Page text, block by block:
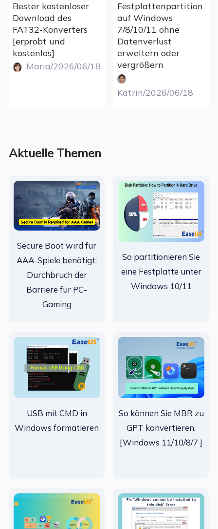
Bester kostenloser
Download des
FAT32-Konverters
[erprobt und
kostenlos]
Maria/2026/06/18
Festplattenpartition
auf Windows
7/8/10/11 ohne
Datenverlust
erweitern oder
vergrößern
Katrin/2026/06/18
Aktuelle Themen
Secure Boot wird für
AAA-Spiele benötigt:
Durchbruch der
Barriere für PC-
Gaming
So partitionieren Sie
eine Festplatte unter
Windows 10/11
USB mit CMD in
Windows formatieren
So können Sie MBR zu
GPT konvertieren.
[Windows 11/10/8/7 ]